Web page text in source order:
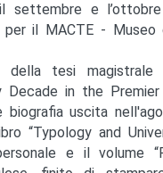
il settembre e
per il MACTE -
tesi magistrale
Decade in the
biografia uscita
“Typology and
e il volume